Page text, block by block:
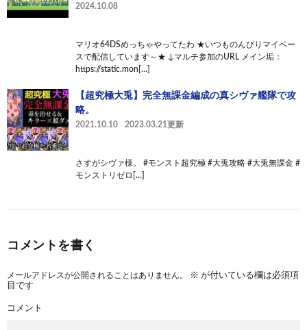
2024.10.08
マリオ64DSめっちゃやってたわ ★いつものんびりマイペー
スで配信しています～★ ↓マルチ参加のURL メイン垢：
https://static.mon[…]
【超究極大兎】完全無課金編成の真シヴァ艦隊で攻
略。
2021.10.10 2023.03.21更新
さすがシヴァ様。 #モンスト超究極 #大兎攻略 #大兎無課金 #
モンストリゼロ[…]
コメントを書く
メールアドレスが公開されることはありません。 ※ が付いている欄は必須項
目です
コメント